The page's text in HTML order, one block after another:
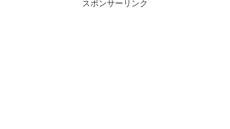
スポンサーリンク